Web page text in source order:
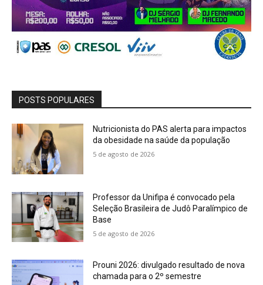
POSTS POPULARES
Nutricionista do PAS alerta para impactos
da obesidade na saúde da população
5 de agosto de 2026
Professor da Unifipa é convocado pela
Seleção Brasileira de Judô Paralímpico de
Base
5 de agosto de 2026
Prouni 2026: divulgado resultado de nova
chamada para o 2º semestre